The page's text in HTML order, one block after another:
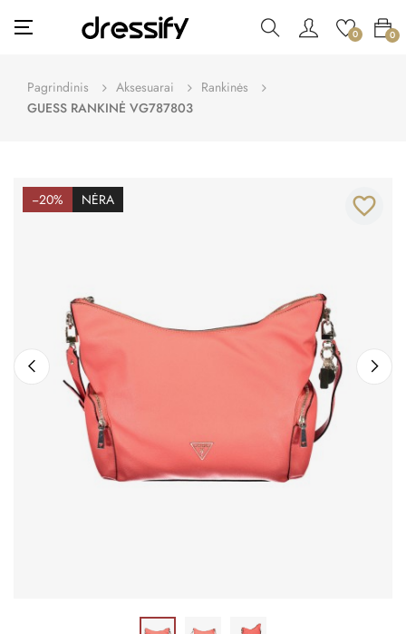
Toggle
navigation
☰ 0 0
Pagrindinis Aksesuarai
Rankinės
GUESS RANKINĖ VG787803
−20% NĖRA favorite_border